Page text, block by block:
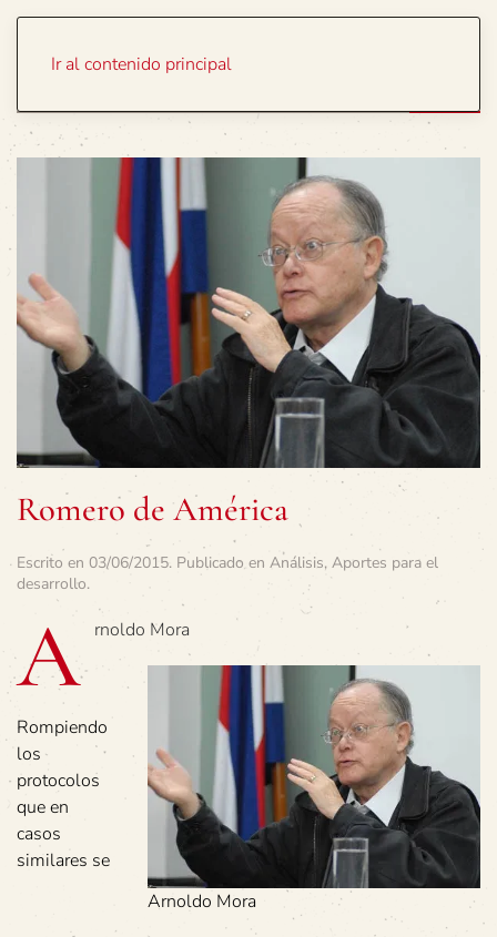
Ir al contenido principal
Romero de América
Escrito en 03/06/2015. Publicado en Análisis, Aportes para el
desarrollo.
A rnoldo Mora
Arnoldo Mora
Rompiendo
los
protocolos
que en
casos
similares se